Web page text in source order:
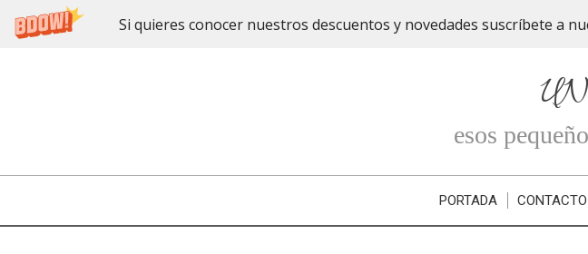
Si quieres conocer nuestros descuentos y novedades suscríbete a
esos
PORTADA CONTACTO